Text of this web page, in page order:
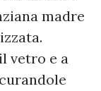
madre
vetro e a